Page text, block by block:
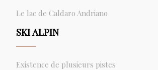
Le lac de Caldaro Andriano
SKI ALPIN
Existence de plusieurs pistes